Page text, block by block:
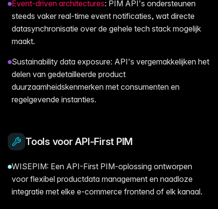
Event-driven architectures: PIM API's ondersteunen
steeds vaker real-time event notificaties, wat directe
datasynchronisatie over de gehele tech stack mogelijk
maakt.
Sustainability data exposure: API's vergemakkelijken het
delen van gedetailleerde product
duurzaamheidskenmerken met consumenten en
regelgevende instanties.
Tools voor API-First PIM
WISEPIM: Een API-First PIM-oplossing ontworpen
voor flexibel productdata management en naadloze
integratie met elke e-commerce frontend of elk kanaal.